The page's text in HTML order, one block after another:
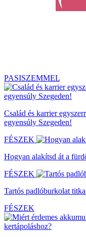
PASISZEMMEL
Család és karrier
egyensúly Szegeden!
FÉSZEK
Hogyan alakítsd át a
FÉSZEK
Tartós padlóburkolat
FÉSZEK